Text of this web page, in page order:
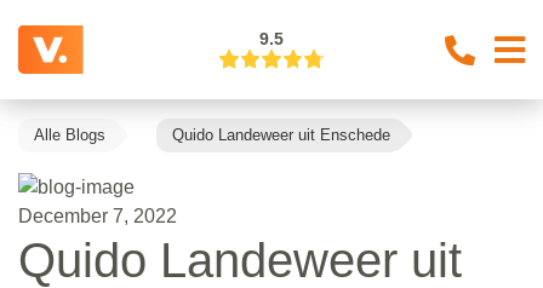
9.5
Alle Blogs Quido Landeweer uit Enschede
December 7, 2022
Quido Landeweer uit